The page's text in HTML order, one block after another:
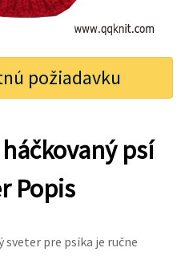
požiadavku
psí
Popis
sveter pre psíka je ručne